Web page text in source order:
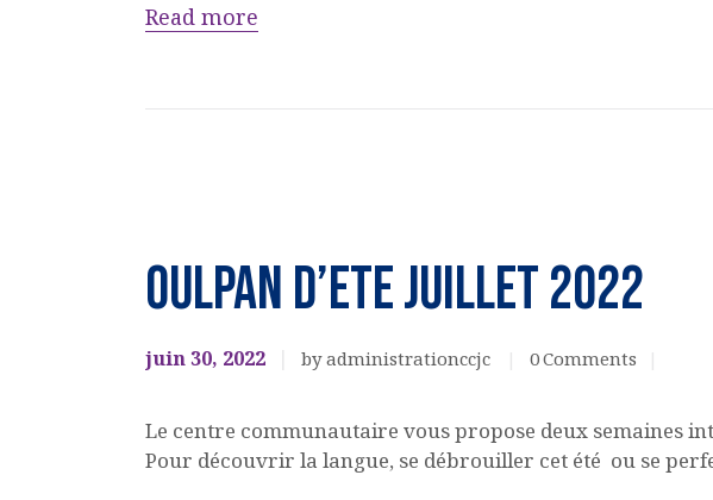
Read more
activités
OULPAN &
OULPAN D’ETE Juillet 2022
juin 30, 2022 by administrationccjc 0Comments
Le centre communautaire vous propose deux semaines
Pour découvrir la langue, se débrouiller cet été ou se